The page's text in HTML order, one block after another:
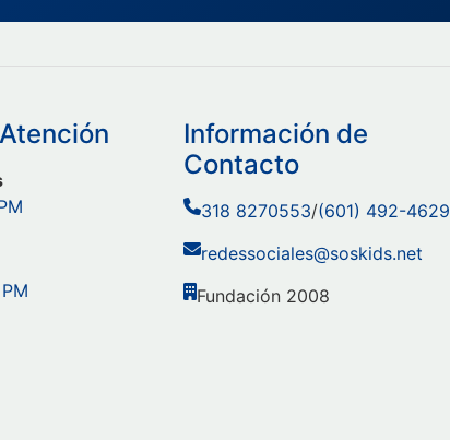
Información de
Contacto
318 8270553/(601) 492-4629
redessociales@soskids.net
Fundación 2008